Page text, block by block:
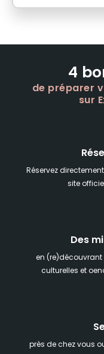
4
de préparer
sur
Réservez
site
Des
en (re)découvrant
culturelles et
près de chez vous